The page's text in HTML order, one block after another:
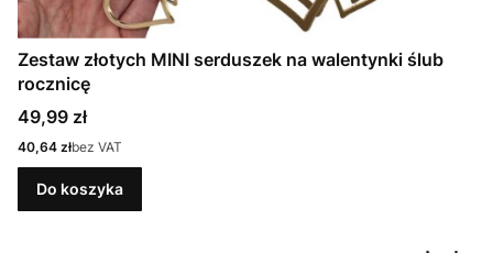
Zestaw złotych MINI serduszek na walentynki ślub
rocznicę
Cena
49,99 zł
Cena
40,64 złbez VAT
Do koszyka